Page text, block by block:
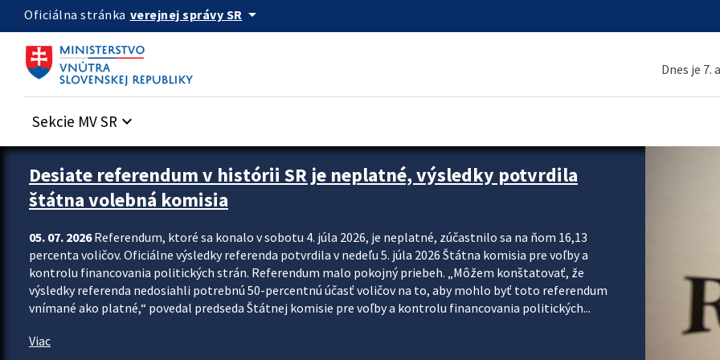
Preskocit na hlavný obsah
Oficiálna stránka verejnej správy SR arrow_drop_down
Dnes je 7.
Sekcie MV SR keyboard_arrow_down
Zastavit automatický posun upútavok
Desiate referendum v histórii SR je neplatné, výsledky potvrdila
štátna volebná komisia
05. 07. 2026Referendum, ktoré sa konalo v sobotu 4. júla 2026, je neplatné, zúčastnilo sa na ňom 16,13
percenta voličov. Oficiálne výsledky referenda potvrdila v nedeľu 5. júla 2026 Štátna komisia pre voľby a
kontrolu financovania politických strán. Referendum malo pokojný priebeh. „Môžem konštatovať, že
výsledky referenda nedosiahli potrebnú 50-percentnú účasť voličov na to, aby mohlo byť toto referendum
vnímané ako platné,“ povedal predseda Štátnej komisie pre voľby a kontrolu financovania politických...
Viac